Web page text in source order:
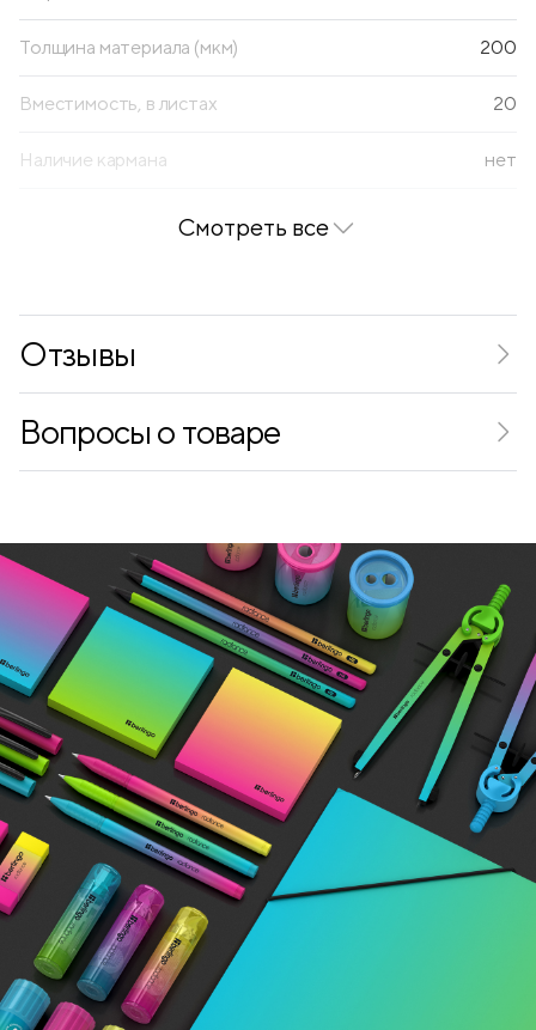
Толщина материала (мкм) 200
Вместимость, в листах 20
Наличие кармана нет
Смотреть все
Отзывы
Вопросы о товаре